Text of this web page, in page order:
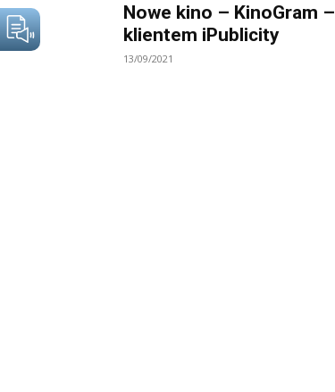
Nowe kino – KinoGram –
klientem iPublicity
13/09/2021